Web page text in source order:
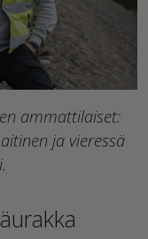
ammattilaiset:
ja vieressä